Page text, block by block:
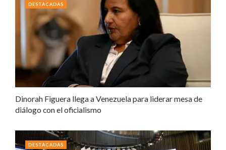
Dinorah Figuera llega a Venezuela para liderar mesa de
diálogo con el oficialismo
DESTACADAS
DESTACADAS